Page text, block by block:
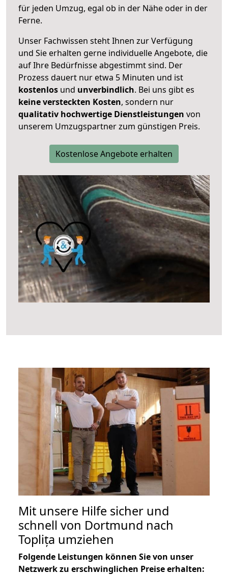
für jeden Umzug, egal ob in der Nähe oder in der
Ferne.
Unser Fachwissen steht Ihnen zur Verfügung
und Sie erhalten gerne individuelle Angebote, die
auf Ihre Bedürfnisse abgestimmt sind. Der
Prozess dauert nur etwa 5 Minuten und ist
kostenlos und unverbindlich. Bei uns gibt es
keine versteckten Kosten, sondern nur
qualitativ hochwertige Dienstleistungen von
unserem Umzugspartner zum günstigen Preis.
Kostenlose Angebote erhalten
Mit unsere Hilfe sicher und
schnell von Dortmund nach
Toplița umziehen
Folgende Leistungen können Sie von unser
Netzwerk zu erschwinglichen Preise erhalten: